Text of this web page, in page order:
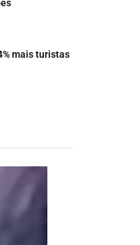
mais turistas